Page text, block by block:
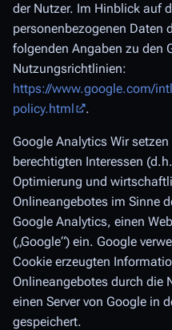
der Nutzer. Im Hinblick auf
personenbezogenen Daten
folgenden Angaben zu den
Nutzungsrichtlinien:
https://www.google.com/
policy.html
.
Google Analytics Wir
berechtigten Interessen
Optimierung und
Onlineangebotes im Sinne
Google Analytics, einen
(„Google“) ein. Google
Cookie erzeugten
Onlineangebotes durch die
einen Server von Google in
gespeichert.